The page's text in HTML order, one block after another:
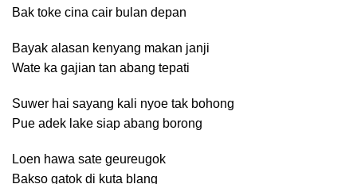
Bak toke cina cair bulan depan
Bayak alasan kenyang makan janji
Wate ka gajian tan abang tepati
Suwer hai sayang kali nyoe tak bohong
Pue adek lake siap abang borong
Loen hawa sate geureugok
Bakso gatok di kuta blang